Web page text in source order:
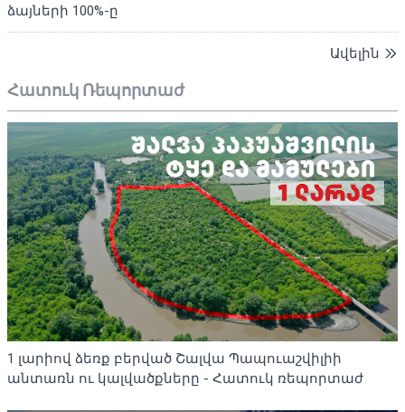
ձայների 100%-ը
Ավելին
Հատուկ Ռեպորտաժ
1 լարիով ձեռք բերված Շալվա Պապուաշվիլիի
անտառն ու կալվածքները - Հատուկ ռեպորտաժ